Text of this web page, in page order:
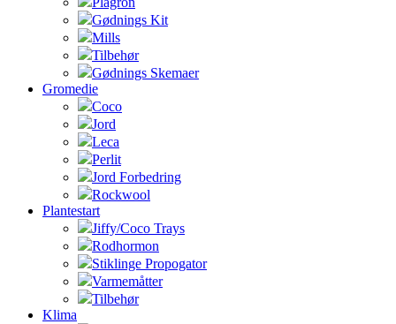
Gødnings Kit
Mills
Tilbehør
Gødnings Skemaer
Gromedie
Coco
Jord
Leca
Perlit
Jord Forbedring
Rockwool
Plantestart
Jiffy/Coco Trays
Rodhormon
Stiklinge Propogator
Varmemåtter
Tilbehør
Klima